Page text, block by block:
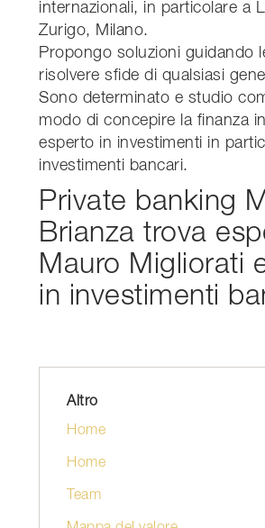
internazionali, in particolare a
Zurigo, Milano.
Propongo soluzioni guidando
risolvere sfide di qualsiasi
Sono determinato e studio
modo di concepire la finanza
esperto in investimenti in
investimenti bancari.
Private banking
Brianza trova
Mauro Migliorati
in investimenti
Altro
Home
Home
Team